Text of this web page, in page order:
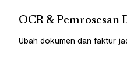
OCR & Pemrosesan
Ubah dokumen dan faktur